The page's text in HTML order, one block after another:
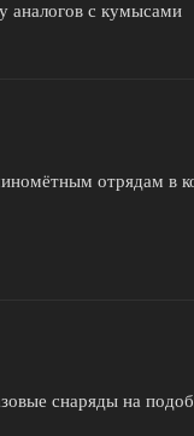
аналогов с кумысами
отрядам в
снаряды на